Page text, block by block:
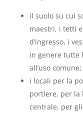
il suolo su cui
maestri, i tetti
d’ingresso, i
in genere tutte
all’uso comune;
i locali per la
portiere, per la
centrale, per